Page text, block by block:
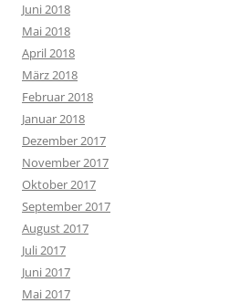
Juni 2018
Mai 2018
April 2018
März 2018
Februar 2018
Januar 2018
Dezember 2017
November 2017
Oktober 2017
September 2017
August 2017
Juli 2017
Juni 2017
Mai 2017